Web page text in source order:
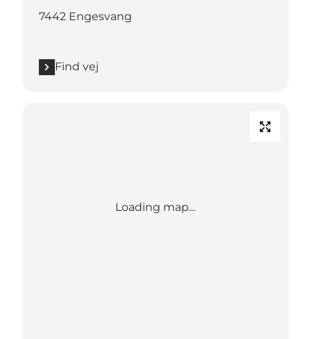
7442 Engesvang
Find vej
Loading map...